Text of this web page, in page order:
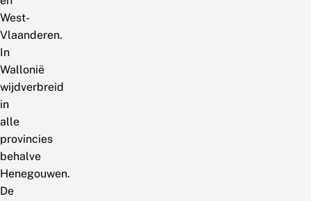
West-
Vlaanderen.
In
Wallonië
wijdverbreid
in
alle
provincies
behalve
Henegouwen.
De